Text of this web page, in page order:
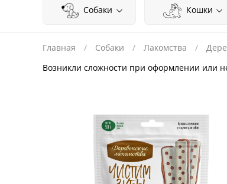
Собаки Кошки
Главная Собаки Лакомства
Возникли сложности при оформлении или